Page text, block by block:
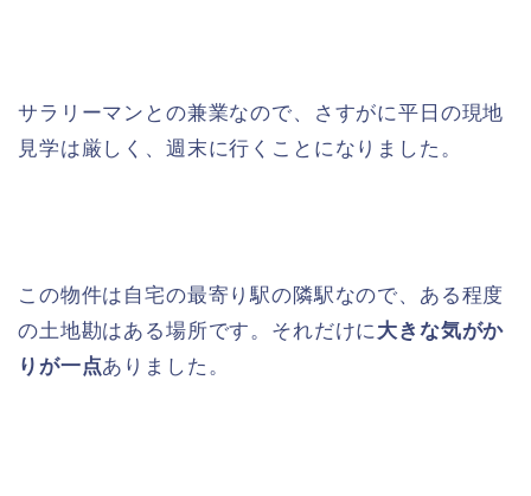
サラリーマンとの兼業なので、さすがに平日の現地
見学は厳しく、週末に行くことになりました。
この物件は自宅の最寄り駅の隣駅なので、ある程度
の土地勘はある場所です。それだけに大きな気がか
りが一点ありました。